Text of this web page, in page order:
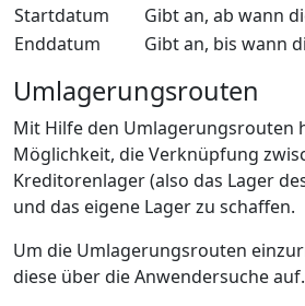
Startdatum
Gibt an, ab wann
Enddatum
Gibt an, bis wann
Umlagerungsrouten
Mit Hilfe den Umlagerungsrouten
Möglichkeit, die Verknüpfung
Kreditorenlager (also das Lager
und das eigene Lager zu schaffen.
Um die Umlagerungsrouten
diese über die Anwendersuche auf.